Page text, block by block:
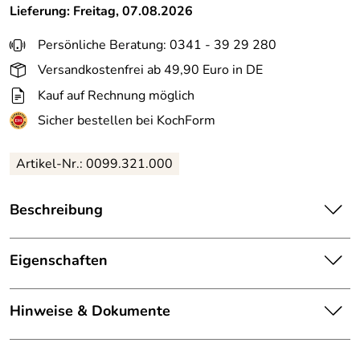
Lieferung: Freitag, 07.08.2026
Persönliche Beratung: 0341 - 39 29 280
Versandkostenfrei ab 49,90 Euro in DE
Kauf auf Rechnung möglich
Sicher bestellen bei KochForm
Artikel-Nr.: 0099.321.000
Beschreibung
alfi Kaffeefilter Aroma Plus Größe 4 aus Bio-Kunststoff.
Wiederverwendbarer Kaffeefilter aus nachhaltigem Bio-
Halt dank Auslaufstutzen.
Deutschland gefertigt. Dank des Auslaufstutzens sitzt der
Eigenschaften
Hinweise & Dokumente